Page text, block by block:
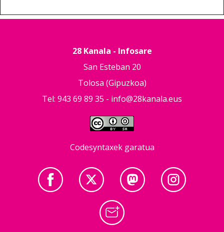
28 Kanala - Infosare
San Esteban 20
Tolosa (Gipuzkoa)
Tel: 943 69 89 35 - info@28kanala.eus
Codesyntaxek garatua